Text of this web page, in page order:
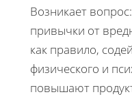
Возникает
привычки от
как правило,
физического и
повышают